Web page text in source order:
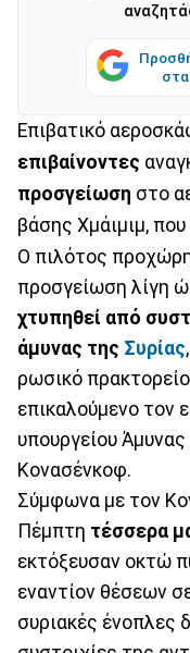
Επιβατικό
επιβαίνοντες
προσγείωση στο
βάσης Χμάιμιμ, που
Ο πιλότος
προσγείωση λίγη
χτυπηθεί από
άμυνας της Συρίας
ρωσικό
επικαλούμενο τον
υπουργείου
Κονασένκοφ.
Σύμφωνα με τον
Πέμπτη τέσσερα
εκτόξευσαν οκτώ
εναντίον θέσεων
συριακές ένοπλες